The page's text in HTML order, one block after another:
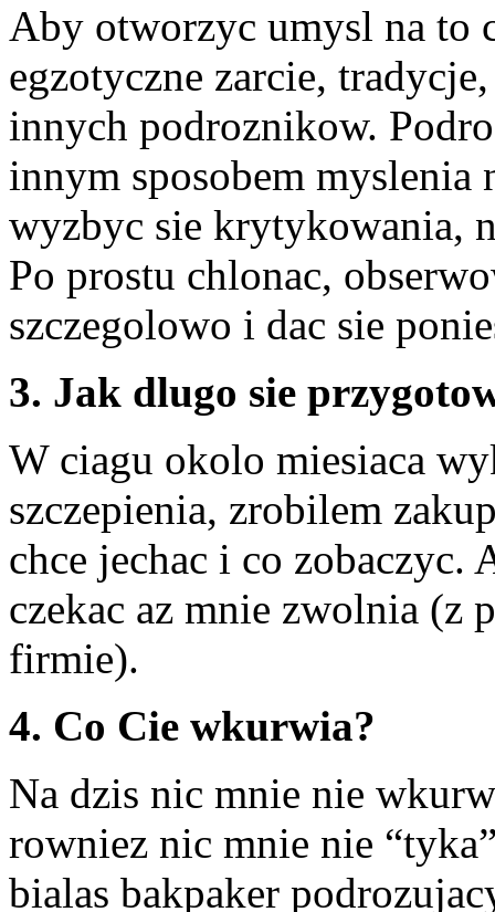
Aby otworzyc umysl na to
egzotyczne zarcie,
innych podroznikow.
innym sposobem myslenia
wyzbyc sie krytykowania,
Po prostu chlonac,
szczegolowo i dac sie
3. Jak dlugo sie
W ciagu okolo miesiaca
szczepienia, zrobilem
chce jechac i co
czekac az mnie zwolnia (z
firmie).
4. Co Cie wkurwia?
Na dzis nic mnie nie
rowniez nic mnie nie
bialas bakpaker